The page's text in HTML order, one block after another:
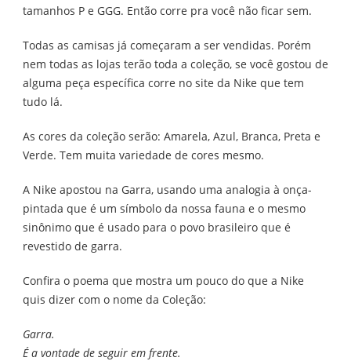
tamanhos P e GGG. Então corre pra você não ficar sem.
Todas as camisas já começaram a ser vendidas. Porém
nem todas as lojas terão toda a coleção, se você gostou de
alguma peça específica corre no site da Nike que tem
tudo lá.
As cores da coleção serão: Amarela, Azul, Branca, Preta e
Verde. Tem muita variedade de cores mesmo.
A Nike apostou na Garra, usando uma analogia à onça-
pintada que é um símbolo da nossa fauna e o mesmo
sinônimo que é usado para o povo brasileiro que é
revestido de garra.
Confira o poema que mostra um pouco do que a Nike
quis dizer com o nome da Coleção:
Garra.
É a vontade de seguir em frente.